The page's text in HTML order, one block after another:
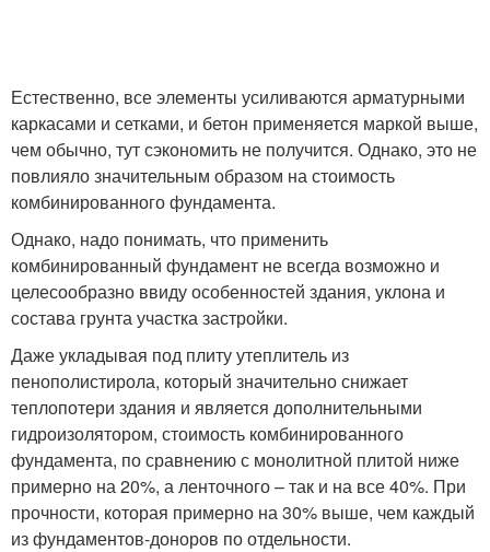
Естественно, все элементы усиливаются арматурными
каркасами и сетками, и бетон применяется маркой выше,
чем обычно, тут сэкономить не получится. Однако, это не
повлияло значительным образом на стоимость
комбинированного фундамента.
Однако, надо понимать, что применить
комбинированный фундамент не всегда возможно и
целесообразно ввиду особенностей здания, уклона и
состава грунта участка застройки.
Даже укладывая под плиту утеплитель из
пенополистирола, который значительно снижает
теплопотери здания и является дополнительными
гидроизолятором, стоимость комбинированного
фундамента, по сравнению с монолитной плитой ниже
примерно на 20%, а ленточного – так и на все 40%. При
прочности, которая примерно на 30% выше, чем каждый
из фундаментов-доноров по отдельности.